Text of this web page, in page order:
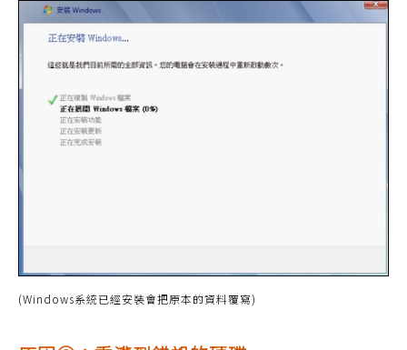
(Windows系統已經安裝會把原本的資料覆寫)